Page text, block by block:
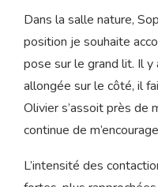
passe. C’est parti.
Je ne me souviens pas
dans ma bulle, mon
trouve dans un autre
Dans la salle nature,
pose sur le grand lit. Il y